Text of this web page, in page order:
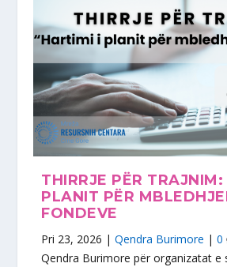
THIRRJE PËR
PLANIT PËR
FONDEVE
Pri 23, 2026 |Qendra Burimore |0
Qendra Burimore për organizatat e